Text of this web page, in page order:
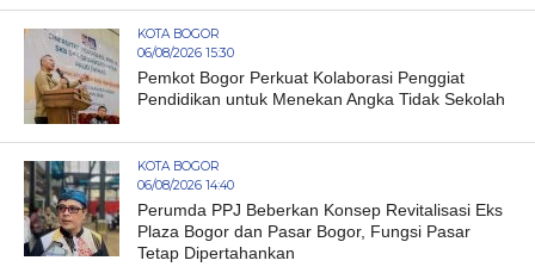
KOTA BOGOR
06/08/2026 15:30
Pemkot Bogor Perkuat Kolaborasi Penggiat
Pendidikan untuk Menekan Angka Tidak Sekolah
KOTA BOGOR
06/08/2026 14:40
Perumda PPJ Beberkan Konsep Revitalisasi Eks
Plaza Bogor dan Pasar Bogor, Fungsi Pasar
Tetap Dipertahankan